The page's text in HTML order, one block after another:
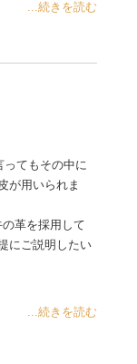
...続きを読む
ってもその中に
が用いられま
革を採用して
にご説明したい
...続きを読む